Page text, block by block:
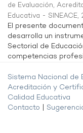
de Evaluación,
Educativa - SINEACE,
El presente
desarrolla un
Sectorial de
competencias
Sistema Nacional de
Acreditación y
Calidad Educativa
Contacto